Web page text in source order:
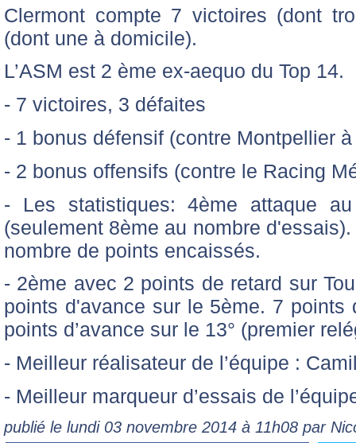
Clermont compte 7 victoires (dont
(dont une à domicile).
L’ASM est 2 ème ex-aequo du Top 14.
- 7 victoires, 3 défaites
- 1 bonus défensif (contre Montpellier
- 2 bonus offensifs (contre le Racing
- Les statistiques: 4ème attaque
(seulement 8ème au nombre
nombre de points encaissés.
- 2ème avec 2 points de retard sur
points d'avance sur le 5ème. 7 points
points d’avance sur le 13° (premier
- Meilleur réalisateur de l’équipe :
- Meilleur marqueur d’essais de
publié le lundi 03 novembre 2014 à 11h08 par